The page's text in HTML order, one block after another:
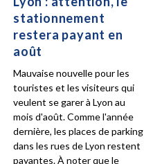
stationnement
restera payant en
août
Mauvaise nouvelle pour les
touristes et les visiteurs qui
veulent se garer à Lyon au
mois d'août. Comme l'année
dernière, les places de parking
dans les rues de Lyon restent
payantes. À noter que le